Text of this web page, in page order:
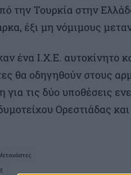
την Τουρκία στην
έξι μη νόμιμους
ένα Ι.Χ.Ε. αυτοκίνητο
θα οδηγηθούν στους
για τις δύο υποθέσεις
Ορεστιάδας